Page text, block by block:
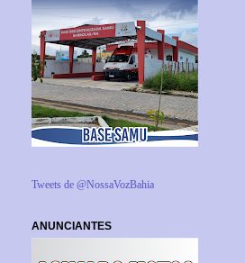
Tweets de @NossaVozBahia
ANUNCIANTES